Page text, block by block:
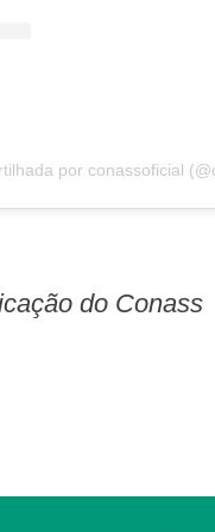
por conassoficial
do Conass